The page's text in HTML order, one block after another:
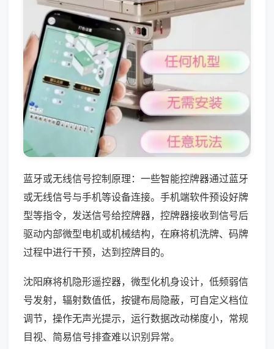
蓝牙或无线信号控制原理：一些智能控牌器通过蓝牙
或无线信号与手机等设备连接。手机端软件预设好牌
型等指令，发送信号给控牌器，控牌器接收到信号后
驱动内部微型电机或机械结构，在麻将机洗牌、码牌
过程中进行干预，达到控牌目的。
沈阳麻将机隐形遥控器，微型化机身设计，低频弱信
号发射，辐射数值低，按键布局隐蔽，可自定义档位
调节，操作无声光提示，运行数据改动梯度小，常规
目视、简易信号排查难以识别异常。